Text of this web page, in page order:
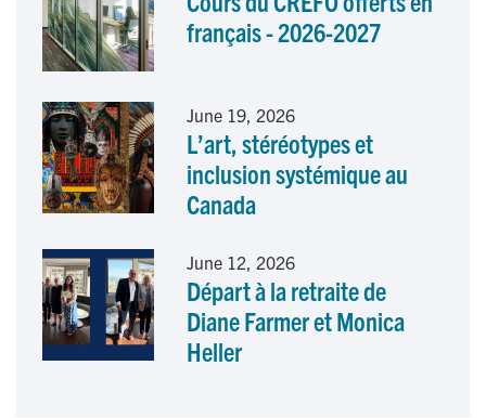
français - 2026-2027
June 19, 2026
L’art, stéréotypes et
inclusion systémique au
Canada
June 12, 2026
Départ à la retraite de
Diane Farmer et Monica
Heller